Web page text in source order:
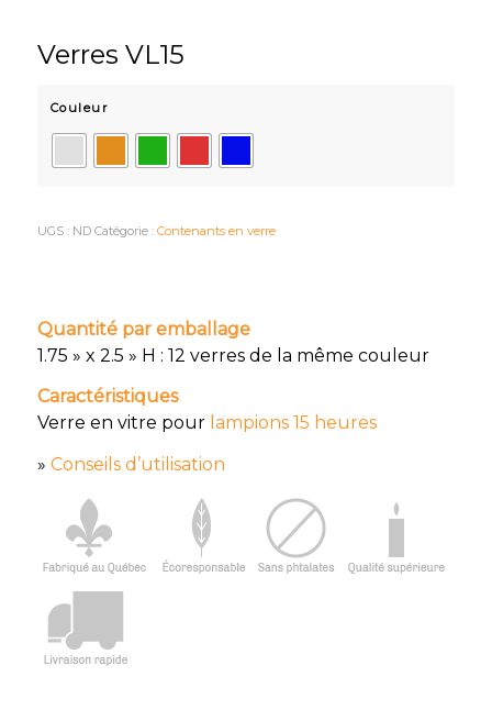
Verres VL15
Couleur
UGS : ND Catégorie : Contenants en verre
Quantité par emballage
1.75 » x 2.5 » H : 12 verres de la même couleur
Caractéristiques
Verre en vitre pour lampions 15 heures
» Conseils d’utilisation